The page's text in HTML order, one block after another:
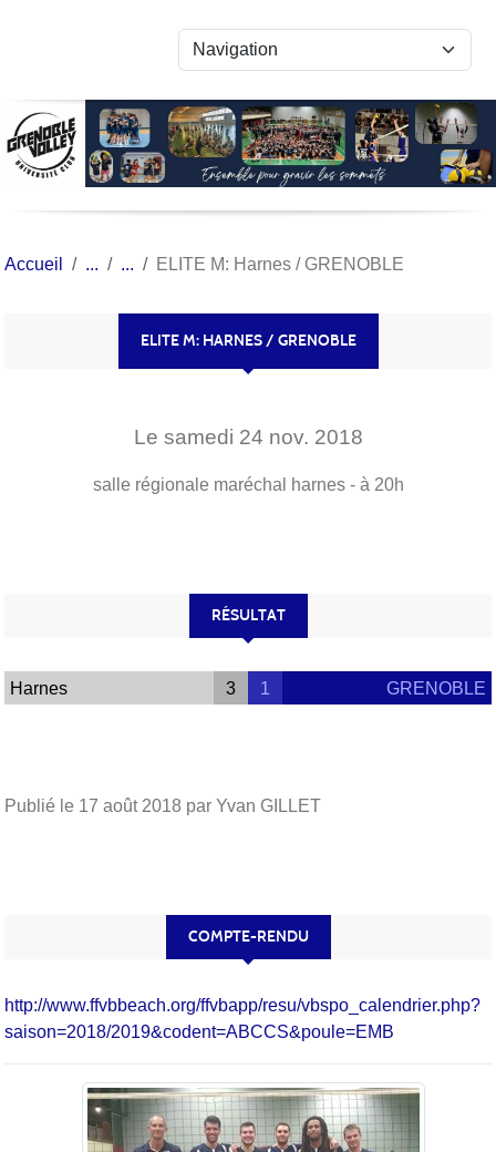
Accueil ELITE M: Harnes / GRENOBLE
ELITE M: HARNES / GRENOBLE
Le samedi 24 nov. 2018
salle régionale maréchal harnes - à 20h
RÉSULTAT
Harnes 3 1 GRENOBLE
Publié le 17 août 2018 par Yvan GILLET
COMPTE-RENDU
http://www.ffvbbeach.org/ffvbapp/resu/vbspo_calendrier.php?
saison=2018/2019&codent=ABCCS&poule=EMB